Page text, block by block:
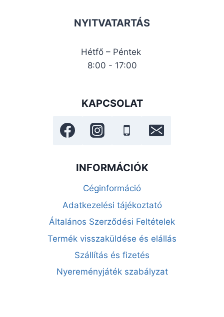
NYITVATARTÁS
Hétfő – Péntek
8:00 - 17:00
KAPCSOLAT
INFORMÁCIÓK
Céginformáció
Adatkezelési tájékoztató
Általános Szerződési Feltételek
Termék visszaküldése és elállás
Szállítás és fizetés
Nyereményjáték szabályzat